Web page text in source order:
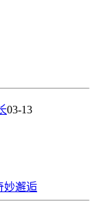
03-13
妙邂逅